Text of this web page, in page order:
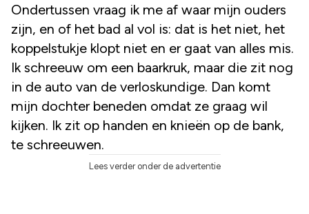
Ondertussen vraag ik me af waar mijn ouders
zijn, en of het bad al vol is: dat is het niet, het
koppelstukje klopt niet en er gaat van alles mis.
Ik schreeuw om een baarkruk, maar die zit nog
in de auto van de verloskundige. Dan komt
mijn dochter beneden omdat ze graag wil
kijken. Ik zit op handen en knieën op de bank,
te schreeuwen.
Lees verder onder de advertentie